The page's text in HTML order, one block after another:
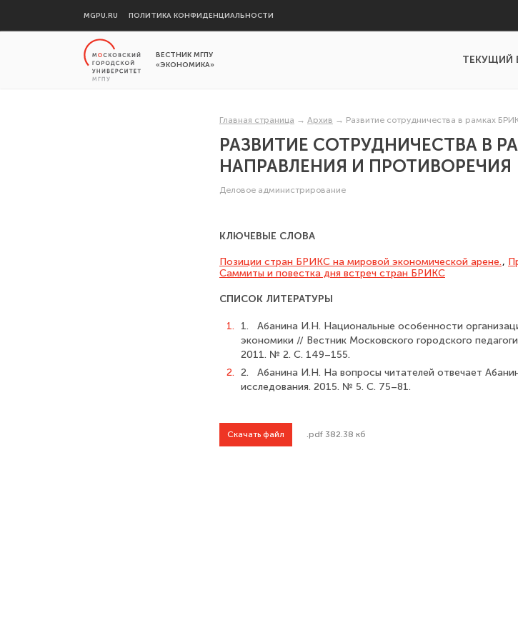
MGPU.RU ПОЛИТИКА КОНФИДЕНЦИАЛЬНОСТИ
ВЕСТНИК МГПУ
«ЭКОНОМИКА»
ТЕКУЩИЙ
Главная страница → Архив → Развитие сотрудничества в рамках
РАЗВИТИЕ СОТРУДНИЧЕСТВА В
НАПРАВЛЕНИЯ И ПРОТИВОРЕЧИЯ
Деловое администрирование
КЛЮЧЕВЫЕ СЛОВА
Позиции стран БРИКС на мировой экономической арене.,
Саммиты и повестка дня встреч стран БРИКС
СПИСОК ЛИТЕРАТУРЫ
1.
1. Абанина И.Н. Национальные особенности
экономики // Вестник Московского городского
2011. № 2. С. 149–155.
2. 2. Абанина И.Н. На вопросы читателей отвечает
исследования. 2015. № 5. С. 75–81.
Скачать файл .pdf 382.38 кб